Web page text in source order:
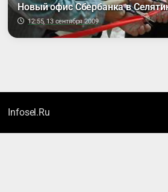
Новый офис Сбербанка в
12:55, 13 сентября 2009
Infosel.Ru